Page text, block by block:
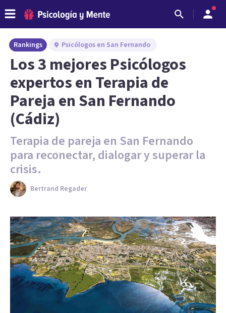
Rankings Psicólogos en San Fernando
Los 3 mejores Psicólogos
expertos en Terapia de
Pareja en San Fernando
(Cádiz)
Terapia de pareja en San Fernando
para reconectar, dialogar y superar la
crisis.
Bertrand Regader